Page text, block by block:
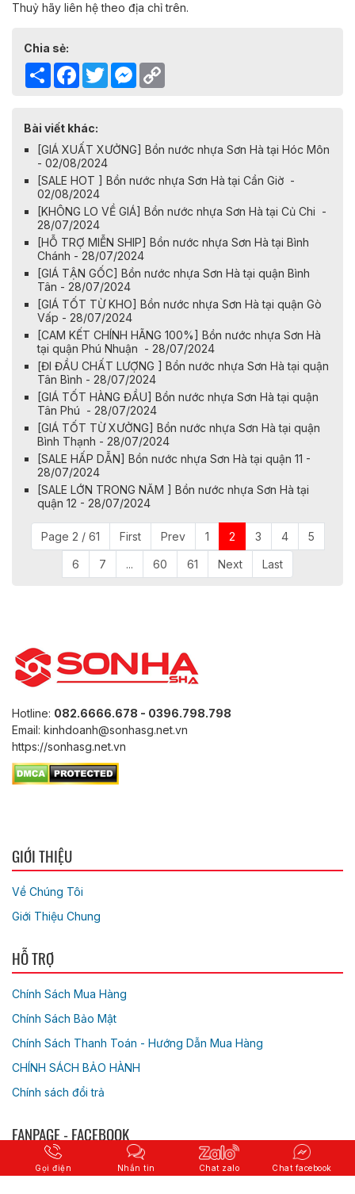
Thuỷ hãy liên hệ theo địa chỉ trên.
Chia sẻ:
Share Facebook
TwitterMessenger
Bài viết khác:
[GIÁ XUẤT XƯỞNG] Bồn nước nhựa Sơn Hà tại Hóc Môn
- 02/08/2024
[SALE HOT ] Bồn nước nhựa Sơn Hà tại Cần Giờ -
02/08/2024
[KHÔNG LO VỀ GIÁ] Bồn nước nhựa Sơn Hà tại Củ Chi -
28/07/2024
[HỖ TRỢ MIỄN SHIP] Bồn nước nhựa Sơn Hà tại Bình
Chánh - 28/07/2024
[GIÁ TẬN GỐC] Bồn nước nhựa Sơn Hà tại quận Bình
Tân - 28/07/2024
[GIÁ TỐT TỪ KHO] Bồn nước nhựa Sơn Hà tại quận Gò
Vấp - 28/07/2024
[CAM KẾT CHÍNH HÃNG 100%] Bồn nước nhựa Sơn Hà
tại quận Phú Nhuận - 28/07/2024
[ĐI ĐẦU CHẤT LƯỢNG ] Bồn nước nhựa Sơn Hà tại quận
Tân Bình - 28/07/2024
[GIÁ TỐT HÀNG ĐẦU] Bồn nước nhựa Sơn Hà tại quận
Tân Phú - 28/07/2024
[GIÁ TỐT TỪ XƯỞNG] Bồn nước nhựa Sơn Hà tại quận
Bình Thạnh - 28/07/2024
[SALE HẤP DẪN] Bồn nước nhựa Sơn Hà tại quận 11 -
28/07/2024
[SALE LỚN TRONG NĂM ] Bồn nước nhựa Sơn Hà tại
quận 12 - 28/07/2024
Page 2 / 61 First Prev 1 2 3 4 5
6 7 ... 60 61 Next Last
Hotline: 082.6666.678 - 0396.798.798
Email: kinhdoanh@sonhasg.net.vn
https://sonhasg.net.vn
GIỚI THIỆU
Về Chúng Tôi
Giới Thiệu Chung
HỖ TRỢ
Chính Sách Mua Hàng
Chính Sách Bảo Mật
Chính Sách Thanh Toán - Hướng Dẫn Mua Hàng
CHÍNH SÁCH BẢO HÀNH
Chính sách đổi trả
FANPAGE - FACEBOOK
Gọi điện Nhắn tin Chat zalo Chat facebook